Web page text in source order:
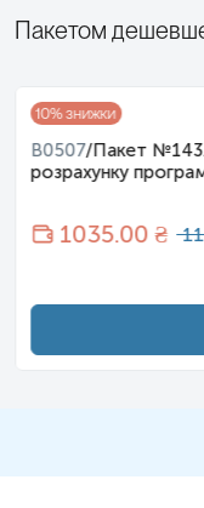
Пакетом
10% знижки
B0507/Пакет №143.
розрахунку
1035.00 ₴